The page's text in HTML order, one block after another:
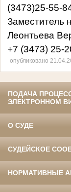
(3473)25-55-
Заместитель
Леонтьева
+7 (3473) 25-
опубликовано
ПОДАЧА
ЭЛЕКТРОННОМ
О СУДЕ
СУДЕЙСКОЕ
НОРМАТИВНЫЕ